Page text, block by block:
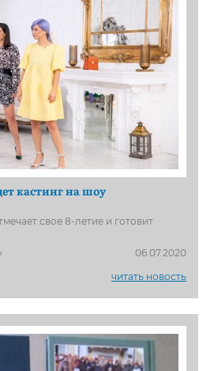
кастинг на шоу
свое 8-летие и готовит
06.07.2020
читать новость